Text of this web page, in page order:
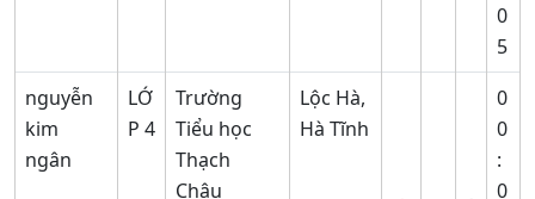
0
5
nguyễn
kim
ngân
LỚ
P 4
Trường
Tiểu học
Thạch
Châu
Lộc Hà,
Hà Tĩnh
0
0
:
0